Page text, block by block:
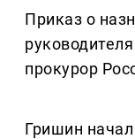
Приказ о
прокурор
Гришин